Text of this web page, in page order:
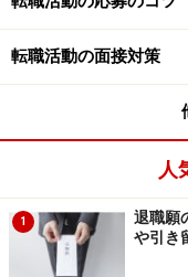
転職活動の面接対策
人
1
退職願
や引き